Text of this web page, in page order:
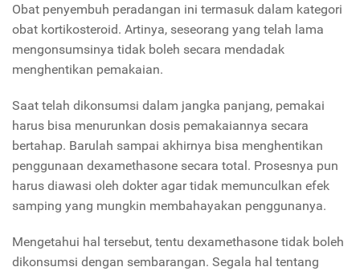
Obat penyembuh peradangan ini termasuk dalam kategori
obat kortikosteroid. Artinya, seseorang yang telah lama
mengonsumsinya tidak boleh secara mendadak
menghentikan pemakaian.
Saat telah dikonsumsi dalam jangka panjang, pemakai
harus bisa menurunkan dosis pemakaiannya secara
bertahap. Barulah sampai akhirnya bisa menghentikan
penggunaan dexamethasone secara total. Prosesnya pun
harus diawasi oleh dokter agar tidak memunculkan efek
samping yang mungkin membahayakan penggunanya.
Mengetahui hal tersebut, tentu dexamethasone tidak boleh
dikonsumsi dengan sembarangan. Segala hal tentang